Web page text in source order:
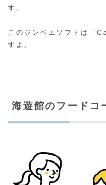
す。
このジンベエソフトは「
すよ。
海遊館のフードコ